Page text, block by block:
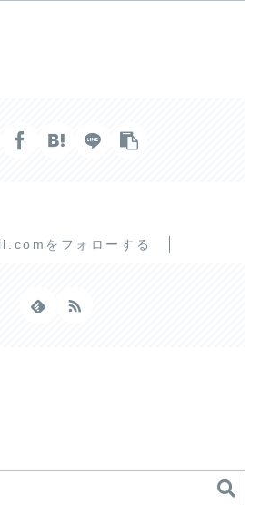
をフォローする